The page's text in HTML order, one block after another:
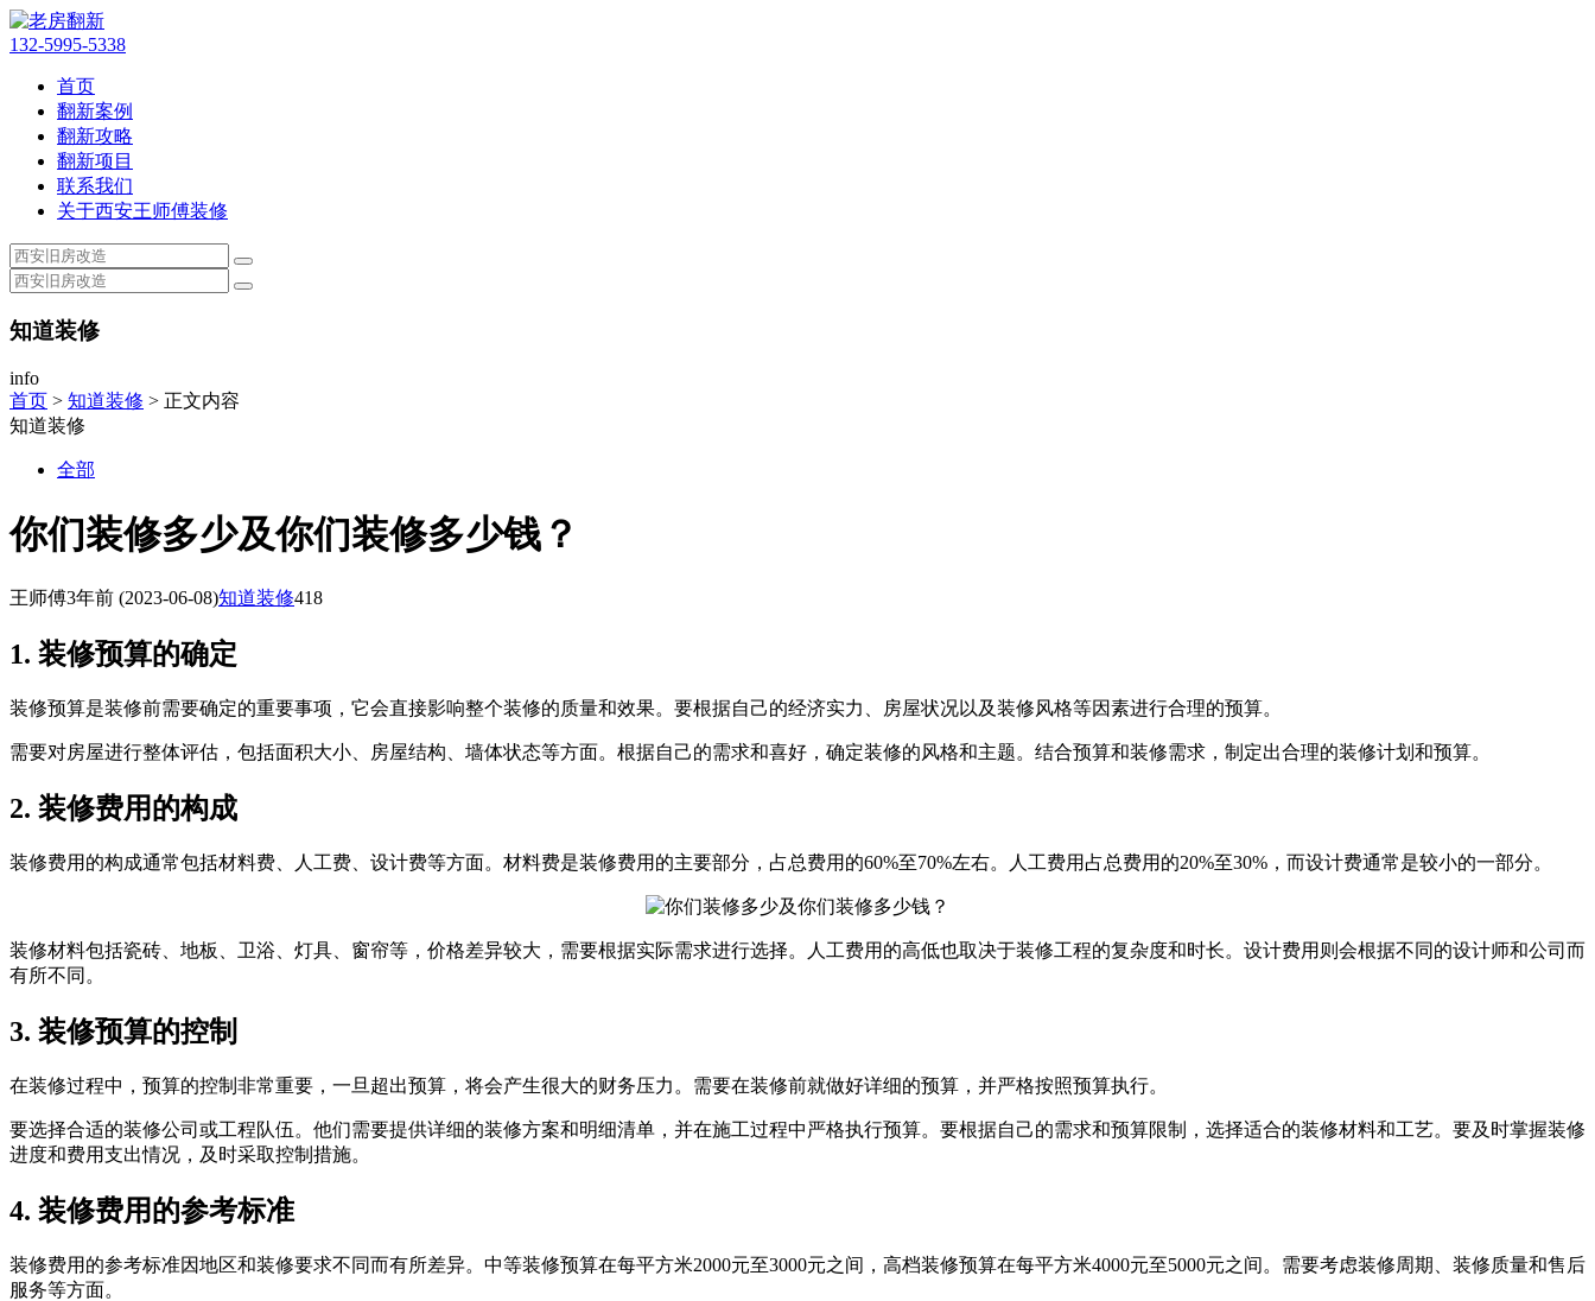
132-5995-5338
首页
翻新案例
翻新攻略
翻新项目
联系我们
关于西安王师傅装修
知道装修
info
首页 > 知道装修 > 正文内容
知道装修
全部
你们装修多少及你们装修多少钱？
王师傅3年前 (2023-06-08)知道装修418
1. 装修预算的确定
装修预算是装修前需要确定的重要事项，它会直接影响整个装修的质量和效果。要根据自己的经济实力、房屋状况以及装修风格等因素进行合理的预算。
需要对房屋进行整体评估，包括面积大小、房屋结构、墙体状态等方面。根据自己的需求和喜好，确定装修的风格和主题。结合预算和装修需求，制定出合理的装修计划和预算。
2. 装修费用的构成
装修费用的构成通常包括材料费、人工费、设计费等方面。材料费是装修费用的主要部分，占总费用的60%至70%左右。人工费用占总费用的20%至30%，而设计费通常是较小的一部分。
装修材料包括瓷砖、地板、卫浴、灯具、窗帘等，价格差异较大，需要根据实际需求进行选择。人工费用的高低也取决于装修工程的复杂度和时长。设计费用则会根据不同的设计师和公司而
有所不同。
3. 装修预算的控制
在装修过程中，预算的控制非常重要，一旦超出预算，将会产生很大的财务压力。需要在装修前就做好详细的预算，并严格按照预算执行。
要选择合适的装修公司或工程队伍。他们需要提供详细的装修方案和明细清单，并在施工过程中严格执行预算。要根据自己的需求和预算限制，选择适合的装修材料和工艺。要及时掌握装修
进度和费用支出情况，及时采取控制措施。
4. 装修费用的参考标准
装修费用的参考标准因地区和装修要求不同而有所差异。中等装修预算在每平方米2000元至3000元之间，高档装修预算在每平方米4000元至5000元之间。需要考虑装修周期、装修质量和售后
服务等方面。